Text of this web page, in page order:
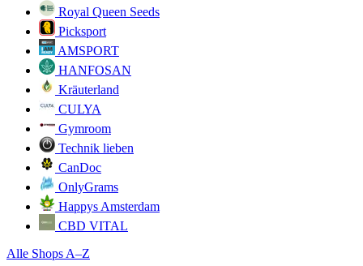
Royal Queen Seeds
Picksport
AMSPORT
HANFOSAN
Kräuterland
CULYA
Gymroom
Technik lieben
CanDoc
OnlyGrams
Happys Amsterdam
CBD VITAL
Alle Shops A–Z